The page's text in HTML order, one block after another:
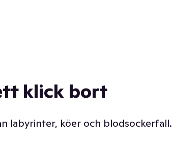
klick bort
labyrinter, köer och blodsockerfall.